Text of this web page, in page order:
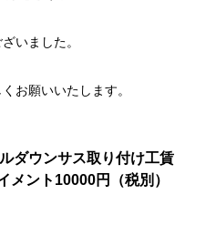
いました。
お願いいたします。
ダウンサス取り付け工賃
メント10000円（税別）